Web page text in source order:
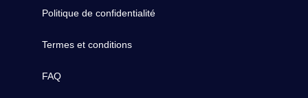
Politique de confidentialité
Termes et conditions
FAQ